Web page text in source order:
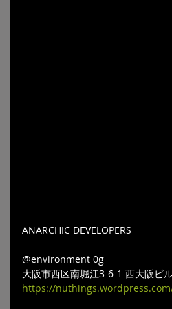
ANARCHIC DEVELOPERS
@environment 0g
大阪市西区南堀江3-6-1 西大阪ビ
https://